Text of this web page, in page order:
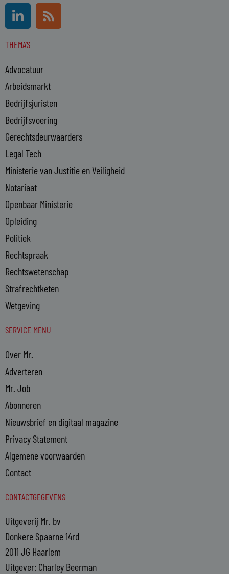
L
i
n
k
d
i
n
-
i
n
R
s
s
THEMA'S
Advocatuur
Arbeidsmarkt
Bedrijfsjuristen
Bedrijfsvoering
Gerechtsdeurwaarders
Legal Tech
Ministerie van Justitie en Veiligheid
Notariaat
Openbaar Ministerie
Opleiding
Politiek
Rechtspraak
Rechtswetenschap
Strafrechtketen
Wetgeving
SERVICE MENU
Over Mr.
Adverteren
Mr. Job
Abonneren
Nieuwsbrief en digitaal magazine
Privacy Statement
Algemene voorwaarden
Contact
CONTACTGEGEVENS
Uitgeverij Mr. bv
Donkere Spaarne 14rd
2011 JG Haarlem
Uitgever: Charley Beerman